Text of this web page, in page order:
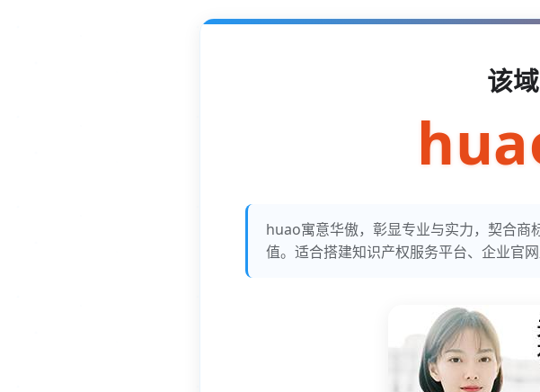
该
huao寓意华傲，彰显专业与实力，契合商
值。适合搭建知识产权服务平台、企业官网